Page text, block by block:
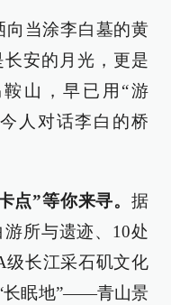
向当涂李白墓的黄
安的月光，更是
山，早已用“游
人对话李白的桥
点”等你来寻。 据
所与遗迹、10处
级长江采石矶文化
长眠地”——青山景